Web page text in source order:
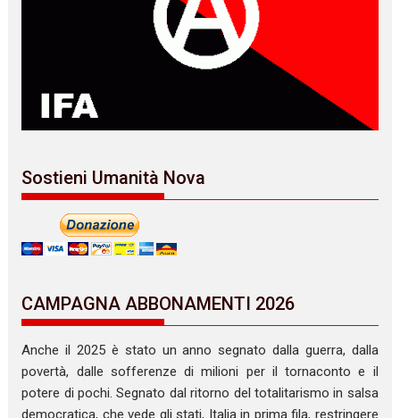
Sostieni Umanità Nova
CAMPAGNA ABBONAMENTI 2026
Anche il 2025 è stato un anno segnato dalla guerra, dalla
povertà, dalle sofferenze di milioni per il tornaconto e il
potere di pochi. Segnato dal ritorno del totalitarismo in salsa
democratica, che vede gli stati, Italia in prima fila, restringere